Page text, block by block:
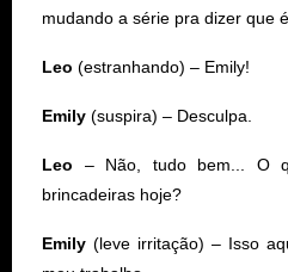
mudando a série pra dizer que é
Leo (estranhando) – Emily!
Emily (suspira) – Desculpa.
Leo – Não, tudo bem... O
brincadeiras hoje?
Emily (leve irritação) – Isso